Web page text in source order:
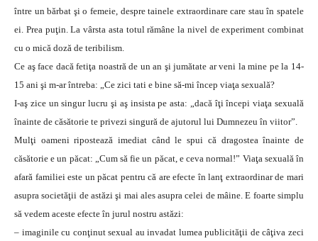
între un bărbat şi o femeie, despre tainele extraordinare care stau în spatele
ei. Prea puţin. La vârsta asta totul rămâne la nivel de experiment combinat
cu o mică doză de teribilism.
Ce aş face dacă fetiţa noastră de un an şi jumătate ar veni la mine pe la 14-
15 ani şi m-ar întreba: „Ce zici tati e bine să-mi încep viaţa sexuală?
I-aş zice un singur lucru şi aş insista pe asta: „dacă îţi începi viaţa sexuală
înainte de căsătorie te privezi singură de ajutorul lui Dumnezeu în viitor”.
Mulţi oameni ripostează imediat când le spui că dragostea înainte de
căsătorie e un păcat: „Cum să fie un păcat, e ceva normal!” Viaţa sexuală în
afară familiei este un păcat pentru că are efecte în lanţ extraordinar de mari
asupra societăţii de astăzi şi mai ales asupra celei de mâine. E foarte simplu
să vedem aceste efecte în jurul nostru astăzi:
– imaginile cu conţinut sexual au invadat lumea publicităţii de câţiva zeci